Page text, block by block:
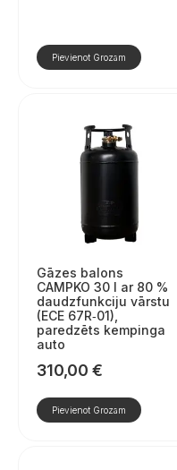
Pievienot Grozam
Gāzes balons
CAMPKO 30 l ar 80 %
daudzfunkciju vārstu
(ECE 67R‑01),
paredzēts kempinga
auto
310,00 €
Pievienot Grozam